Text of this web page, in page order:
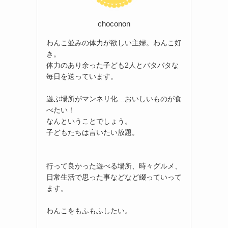
choconon
わんこ並みの体力が欲しい主婦。わんこ好
き。
体力のあり余った子ども2人とバタバタな
毎日を送っています。
遊ぶ場所がマンネリ化…おいしいものが食
べたい！
なんということでしょう。
子どもたちは言いたい放題。
行って良かった遊べる場所、時々グルメ、
日常生活で思った事などなど綴っていって
ます。
わんこをもふもふしたい。